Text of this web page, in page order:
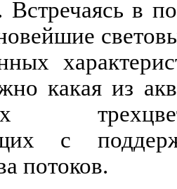
Встречаясь в
какая из
с
потоков.